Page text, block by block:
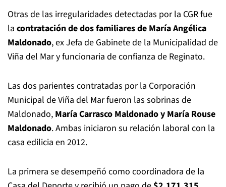
Otras de las irregularidades detectadas por la CGR fue
la contratación de dos familiares de María Angélica
Maldonado, ex Jefa de Gabinete de la Municipalidad de
Viña del Mar y funcionaria de confianza de Reginato.
Las dos parientes contratadas por la Corporación
Municipal de Viña del Mar fueron las sobrinas de
Maldonado, María Carrasco Maldonado y María Rouse
Maldonado. Ambas iniciaron su relación laboral con la
casa edilicia en 2012.
La primera se desempeñó como coordinadora de la